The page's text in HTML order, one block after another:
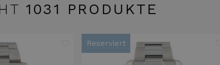
1031 PRODUKTE
Reserviert